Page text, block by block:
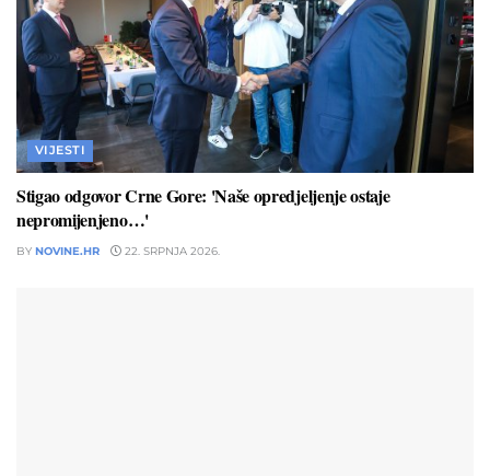
VIJESTI
Stigao odgovor Crne Gore: 'Naše opredjeljenje ostaje
nepromijenjeno…'
BY NOVINE.HR 22. SRPNJA 2026.